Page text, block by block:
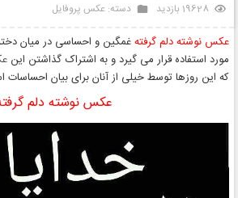
19628 بازدید دسته: عکس پروفایل
عکس نوشته دلم گرفته غمگین و احساسی در میان
مورد استفاده قرار می گیرد و به اشتراک گذاشتن این
که این روزها توسط خیلی از آنان برای بیان احساسات
عکس نوشته دلم